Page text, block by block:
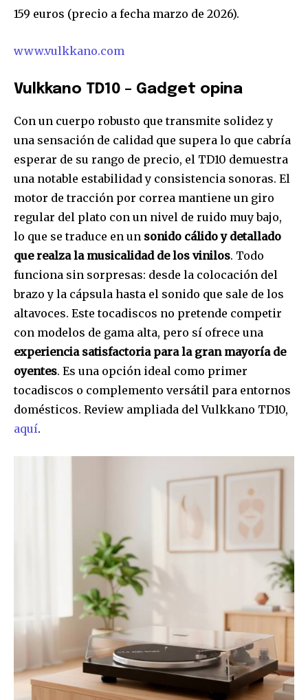
159 euros (precio a fecha marzo de 2026).
www.vulkkano.com
Vulkkano TD10 – Gadget opina
Con un cuerpo robusto que transmite solidez y
una sensación de calidad que supera lo que cabría
esperar de su rango de precio, el TD10 demuestra
una notable estabilidad y consistencia sonoras. El
motor de tracción por correa mantiene un giro
regular del plato con un nivel de ruido muy bajo,
lo que se traduce en un sonido cálido y detallado
que realza la musicalidad de los vinilos. Todo
funciona sin sorpresas: desde la colocación del
brazo y la cápsula hasta el sonido que sale de los
altavoces. Este tocadiscos no pretende competir
con modelos de gama alta, pero sí ofrece una
experiencia satisfactoria para la gran mayoría de
oyentes. Es una opción ideal como primer
tocadiscos o complemento versátil para entornos
domésticos. Review ampliada del Vulkkano TD10,
aquí.